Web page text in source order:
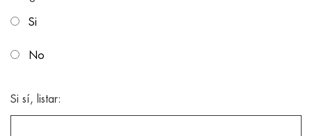
Si
No
Si sí, listar: